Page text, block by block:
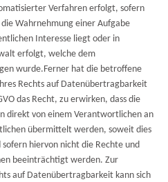
Verfahren erfolgt, sofern
Wahrnehmung einer Aufgabe
Interesse liegt oder in
erfolgt, welche dem
wurde.Ferner hat die betroffene
Rechts auf Datenübertragbarkeit
das Recht, zu erwirken, dass die
direkt von einem Verantwortlichen an
übermittelt werden, soweit dies
hiervon nicht die Rechte und
beeinträchtigt werden. Zur
auf Datenübertragbarkeit kann sich